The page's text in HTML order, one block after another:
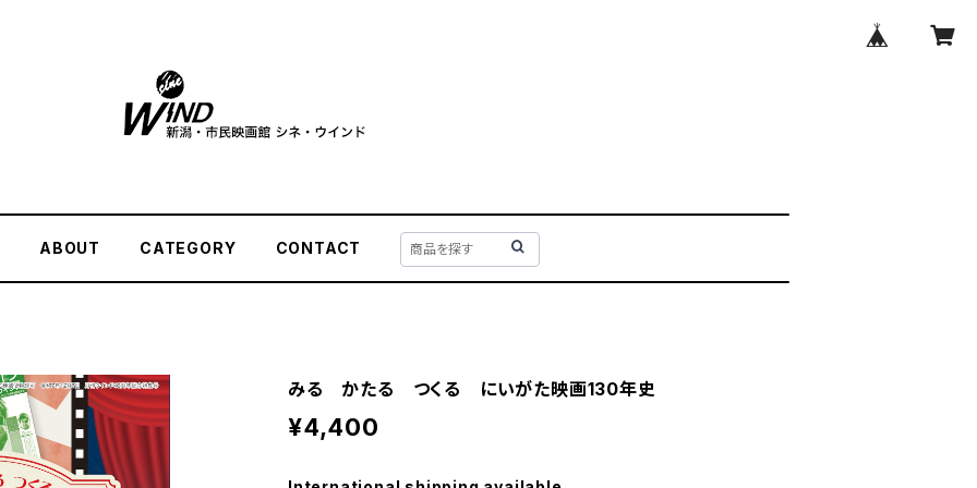
ABOUT CATEGORY CONTACT
みる かたる つくる にいがた映画130年史
¥4,400